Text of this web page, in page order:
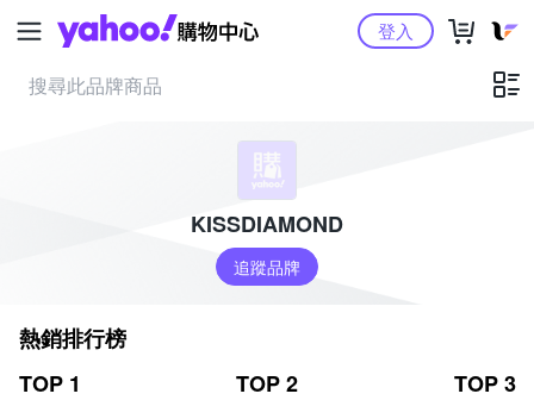
Yahoo購物中心登入
KISSDIAMOND
追蹤品牌
熱銷排行榜
TOP 1
TOP 2 TOP 3